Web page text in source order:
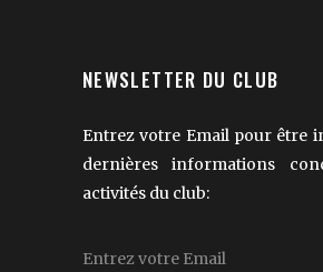
NEWSLETTER DU CLUB
Entrez votre Email pour être
dernières informations
activités du club: